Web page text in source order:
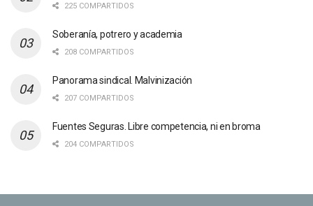
225 COMPARTIDOS
Soberanía, potrero y academia
208 COMPARTIDOS
Panorama sindical. Malvinización
207 COMPARTIDOS
Fuentes Seguras. Libre competencia, ni en broma
204 COMPARTIDOS